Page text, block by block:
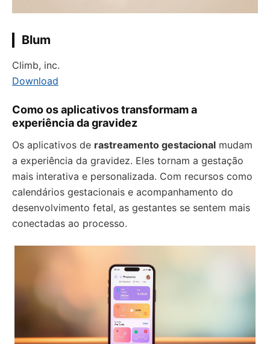
Blum
Climb, inc.
Download
Como os aplicativos transformam a
experiência da gravidez
Os aplicativos de rastreamento gestacional mudam
a experiência da gravidez. Eles tornam a gestação
mais interativa e personalizada. Com recursos como
calendários gestacionais e acompanhamento do
desenvolvimento fetal, as gestantes se sentem mais
conectadas ao processo.